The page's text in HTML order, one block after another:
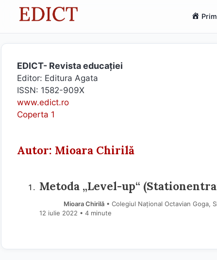
EDICT- Revista educației
Editor: Editura Agata
ISSN: 1582-909X
www.edict.ro
Coperta 1
Autor: Mioara Chirilă
Metoda „Level-up“
Mioara Chirilă• Colegiul Național Octavian Goga,
12 iulie 2022 • 4 minute